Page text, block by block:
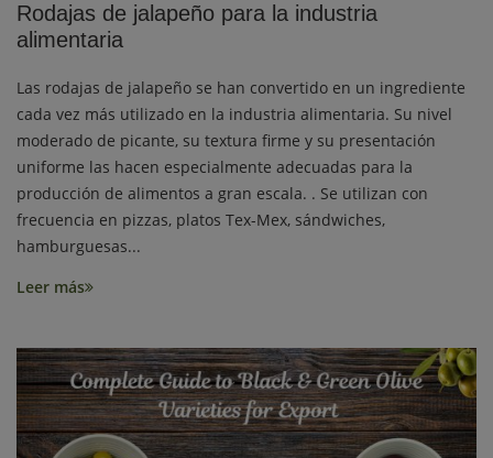
Rodajas de jalapeño para la industria
alimentaria
Las rodajas de jalapeño se han convertido en un ingrediente
cada vez más utilizado en la industria alimentaria. Su nivel
moderado de picante, su textura firme y su presentación
uniforme las hacen especialmente adecuadas para la
producción de alimentos a gran escala. . Se utilizan con
frecuencia en pizzas, platos Tex-Mex, sándwiches,
hamburguesas...
Leer más